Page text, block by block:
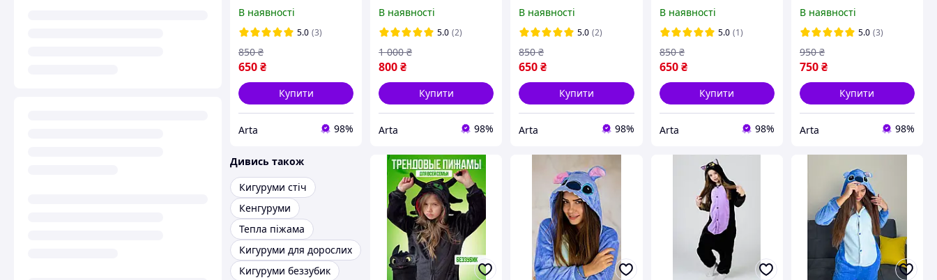
дівчаток ,піжама
кінгурумі для підлітків
В наявності
5.0 (3)
650₴
850 ₴
Купити
Arta 98%
чорний дракон, костюм
нічна фурія для
дівчини
В наявності
5.0 (2)
800₴
1 000 ₴
Купити
Arta 98%
піжама кегурумі для
хлопчика підлітка 110-
140 см.
В наявності
5.0 (2)
650₴
850 ₴
Купити
Arta 98%
дівчинки, костюм
кінгурумі на хлопчика
В наявності
5.0 (1)
650 ₴
850 ₴
Купити
Arta 98%
костюм кенгурумі акула
S M L XL на зріст 145-
190 см
В наявності
5.0 (3)
750₴
950 ₴
Купити
Arta 98%
Дивись також
Кигуруми стіч
Кенгуруми
Тепла піжама
Кигуруми для дорослих
Кигуруми беззубик